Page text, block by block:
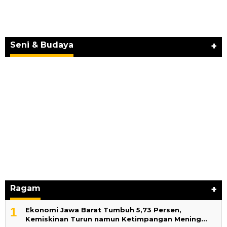
Seni & Budaya +
BERKARYA UNTUK PE…
Ragam +
1
Ekonomi Jawa Barat Tumbuh 5,73 Persen,
Kemiskinan Turun namun Ketimpangan Mening…